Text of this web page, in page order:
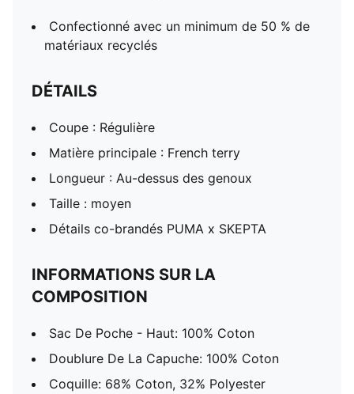
Confectionné avec un minimum de 50 % de
matériaux recyclés
DÉTAILS
Coupe : Régulière
Matière principale : French terry
Longueur : Au-dessus des genoux
Taille : moyen
Détails co-brandés PUMA x SKEPTA
INFORMATIONS SUR LA
COMPOSITION
Sac De Poche - Haut: 100% Coton
Doublure De La Capuche: 100% Coton
Coquille: 68% Coton, 32% Polyester